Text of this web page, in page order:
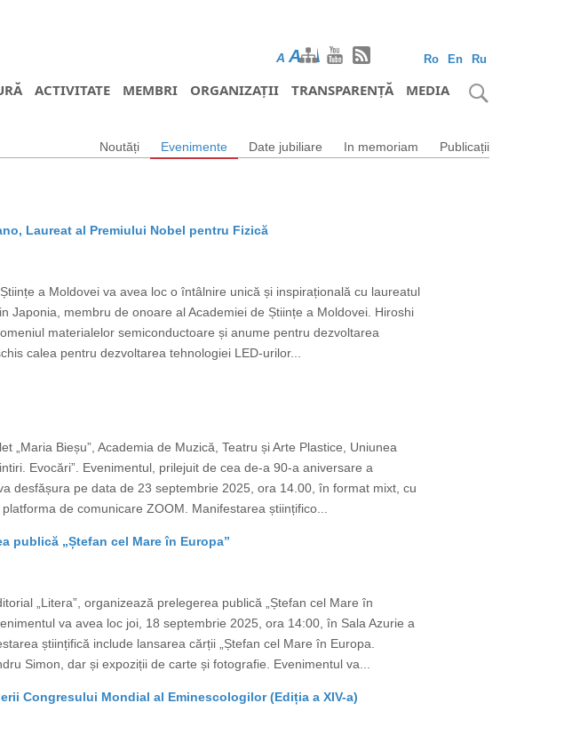
Ro En Ru
A AA
ACTIVITATE MEMBRI ORGANIZAȚII TRANSPARENȚĂ MEDIA
Noutăți Evenimente Date jubiliare In memoriam Publicații
Laureat al Premiului Nobel pentru Fizică
a Moldovei va avea loc o întâlnire unică și inspirațională cu laureatul
Japonia, membru de onoare al Academiei de Științe a Moldovei. Hiroshi
materialelor semiconductoare și anume pentru dezvoltarea
calea pentru dezvoltarea tehnologiei LED-urilor...
Bieșu”, Academia de Muzică, Teatru și Arte Plastice, Uniunea
Evocări”. Evenimentul, prilejuit de cea de-a 90-a aniversare a
desfășura pe data de 23 septembrie 2025, ora 14.00, în format mixt, cu
de comunicare ZOOM. Manifestarea științifico...
publică „Ștefan cel Mare în Europa”
„Litera”, organizează prelegerea publică „Ștefan cel Mare în
va avea loc joi, 18 septembrie 2025, ora 14:00, în Sala Azurie a
științifică include lansarea cărții „Ștefan cel Mare în Europa.
Simon, dar și expoziții de carte și fotografie. Evenimentul va...
Congresului Mondial al Eminescologilor (Ediția a XIV-a)